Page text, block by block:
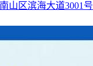
山区滨海大道3001号